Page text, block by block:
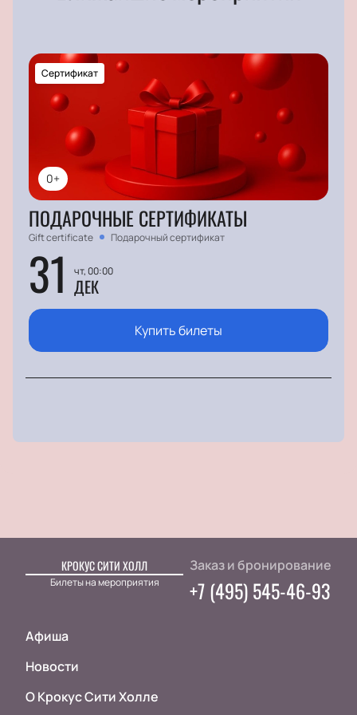
0+
Сертификат
ПОДАРОЧНЫЕ СЕРТИФИКАТЫ
Gift certificate Подарочный сертификат
31 чт, 00:00
ДЕК
Купить билеты
КРОКУС СИТИ ХОЛЛ
Билеты на мероприятия
Афиша
Новости
О Крокус Сити Холле
Заказ и бронирование
+7 (495) 545-46-93